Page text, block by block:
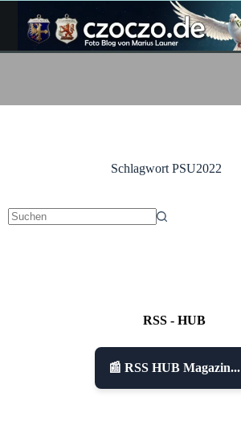
Inhalt
springen
Schlagwort PSU2022
RSS - HUB
📰 RSS HUB Magazin...